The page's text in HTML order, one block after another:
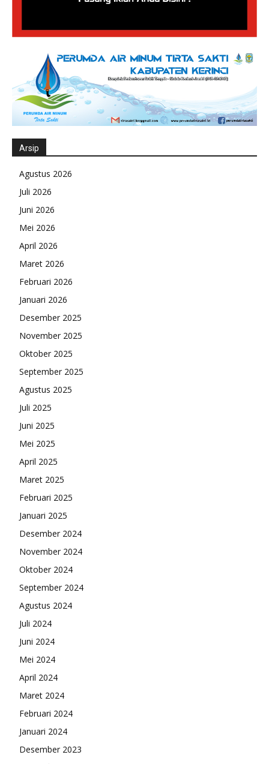
Arsip
Agustus 2026
Juli 2026
Juni 2026
Mei 2026
April 2026
Maret 2026
Februari 2026
Januari 2026
Desember 2025
November 2025
Oktober 2025
September 2025
Agustus 2025
Juli 2025
Juni 2025
Mei 2025
April 2025
Maret 2025
Februari 2025
Januari 2025
Desember 2024
November 2024
Oktober 2024
September 2024
Agustus 2024
Juli 2024
Juni 2024
Mei 2024
April 2024
Maret 2024
Februari 2024
Januari 2024
Desember 2023